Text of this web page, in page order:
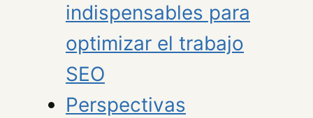
indispensables para
optimizar el trabajo
SEO
Perspectivas